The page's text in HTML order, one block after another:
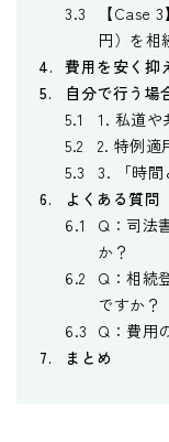
【Case
円）を相
費用を安く抑
自分で行う場
1. 私道や
2. 特例適
3. 「時間
よくある質問
Q：司法
か？
Q：相続
ですか？
Q：費用
まとめ